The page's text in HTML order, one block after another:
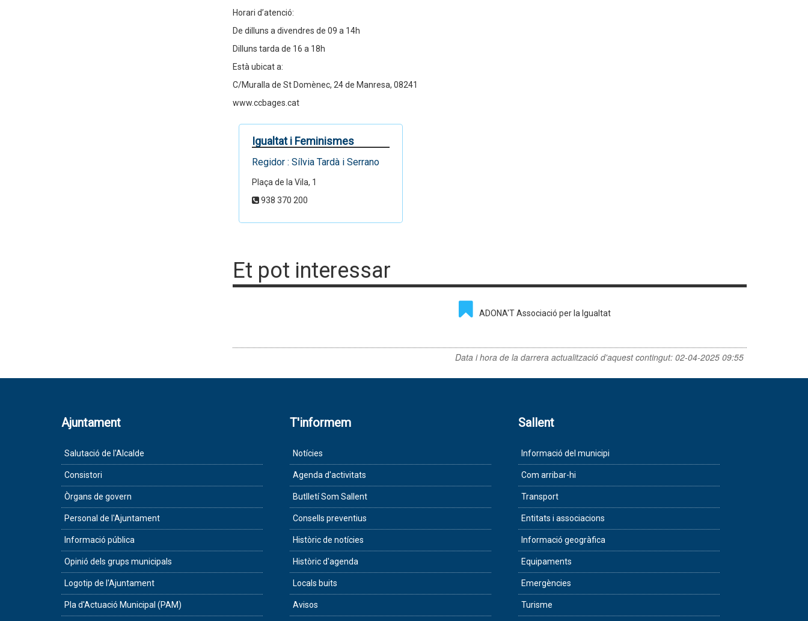
Horari d’atenció:
De dilluns a divendres de 09 a 14h
Dilluns tarda de 16 a 18h
Està ubicat a:
C/Muralla de St Domènec, 24 de Manresa, 08241
www.ccbages.cat
Igualtat i Feminismes
Regidor : Sílvia Tardà i Serrano
Plaça de la Vila, 1
938 370 200
Et pot interessar
ADONA'T Associació per la Igualtat
Data i hora de la darrera actualització d'aquest contingut: 02-04-2025 09:55
Ajuntament
Salutació de l'Alcalde
Consistori
Òrgans de govern
Personal de l'Ajuntament
Informació pública
Opinió dels grups municipals
Logotip de l'Ajuntament
Pla d'Actuació Municipal (PAM)
T'informem
Notícies
Agenda d'activitats
Butlletí Som Sallent
Consells preventius
Històric de notícies
Històric d'agenda
Locals buits
Avisos
Sallent
Informació del municipi
Com arribar-hi
Transport
Entitats i associacions
Informació geogràfica
Equipaments
Emergències
Turisme